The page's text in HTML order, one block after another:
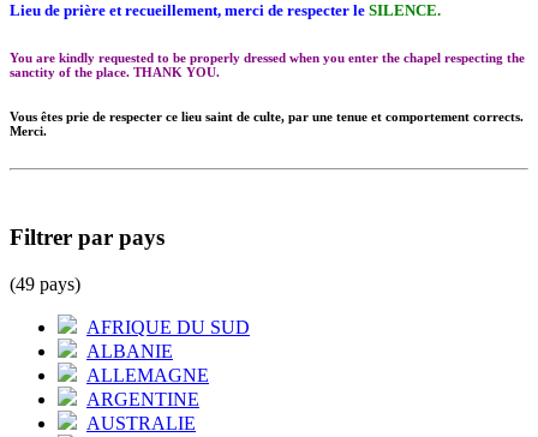
Lieu de prière et recueillement, merci de respecter le SILENCE.
You are kindly requested to be properly dressed when you enter the chapel respecting the
sanctity of the place. THANK YOU.
Vous êtes prie de respecter ce lieu saint de culte, par une tenue et comportement corrects.
Merci.
Filtrer par pays
(49 pays)
AFRIQUE DU SUD
ALBANIE
ALLEMAGNE
ARGENTINE
AUSTRALIE